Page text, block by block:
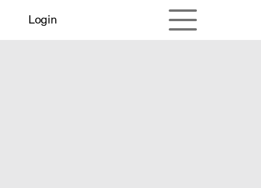
Login